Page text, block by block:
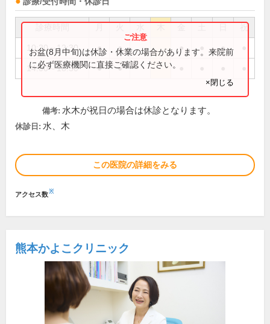
祝
10:30～12:30 ● ● ● ●
14:00～18:30 ● ●
お盆(8月中旬)は休診・休業の場合があります。来院前
に必ず医療機関に直接ご確認ください。
×閉じる
備考: 水木が祝日の場合は休診となります。
休診日: 水、木
この医院の詳細をみる
アクセス数※
熊本かよこクリニック